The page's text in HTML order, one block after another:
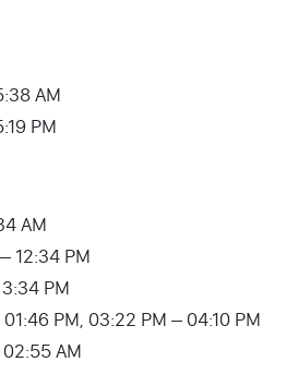
AM
PM
AM
12:34 PM
PM
01:46 PM, 03:22 PM – 04:10 PM
02:55 AM